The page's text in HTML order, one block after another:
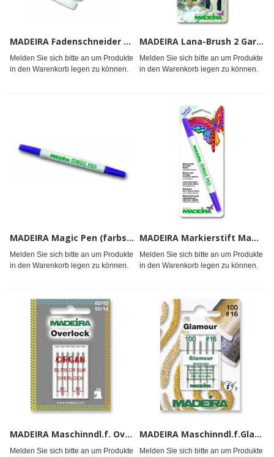
MADEIRA Fadenschneider m.Einfd.*
Melden Sie sich bitte an um Produkte
in den Warenkorb legen zu können.
MADEIRA Lana-Brush 2 Garnbürsten#
Melden Sie sich bitte an um Produkte
in den Warenkorb legen zu können.
MADEIRA Magic Pen (farbselbstauflösend)#
Melden Sie sich bitte an um Produkte
in den Warenkorb legen zu können.
MADEIRA Markierstift Magic Pen violett#
Melden Sie sich bitte an um Produkte
in den Warenkorb legen zu können.
MADEIRA Maschinndl.f. Overlock 80/12 u. 90/14
Melden Sie sich bitte an um Produkte
MADEIRA Maschinndl.f.Glamour 100/16#
Melden Sie sich bitte an um Produkte